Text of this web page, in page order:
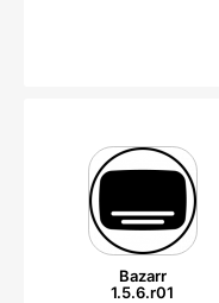
Bazarr
1.5.6.r01